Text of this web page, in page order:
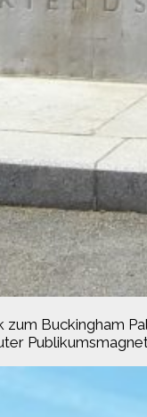
zum Buckingham